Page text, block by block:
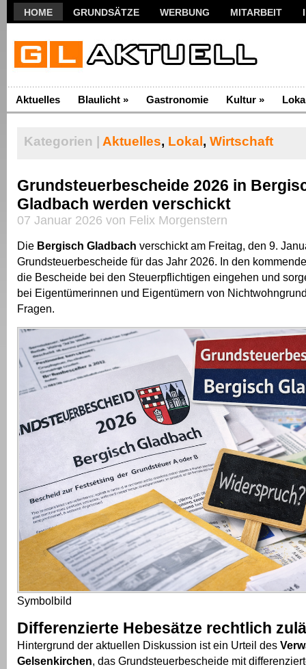
HOME GRUNDSÄTZE WERBUNG MITARBEIT
Aktuelles Blaulicht » Gastronomie Kultur »
Kategorien | Aktuelles, Lokal , Wirtschaft
Grundsteuerbescheide 2026 in
Gladbach werden verschickt
07 Januar 2026 von Felix Morgenstern
Die Bergisch Gladbach verschickt am Freitag, den 9.
Grundsteuerbescheide für das Jahr 2026. In den
die Bescheide bei den Steuerpflichtigen eingehen und
bei Eigentümerinnen und Eigentümern von
Fragen.
Symbolbild
Differenzierte Hebesätze rechtlich
Hintergrund der aktuellen Diskussion ist ein Urteil des
Gelsenkirchen , das Grundsteuerbescheide mit